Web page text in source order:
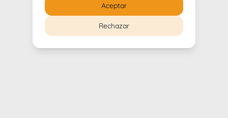
Rechazar
Aceptar